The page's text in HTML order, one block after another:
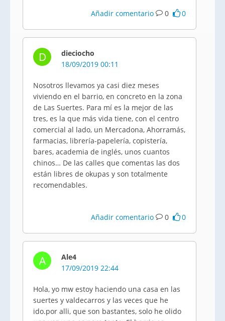
Añadir comentario 0 0
D
dieciocho
18/09/2019 00:11
Nosotros llevamos ya casi diez meses
viviendo en el barrio, en concreto en la zona
de Las Suertes. Para mí es la mejor de las
tres, es la que más vida tiene, con el centro
comercial al lado, un Mercadona, Ahorramás,
farmacias, librería-papelería, copistería,
bares, academia de inglés, unos cuantos
chinos… De las calles que comentas las dos
están libres de okupas y son totalmente
recomendables.
Añadir comentario 0 0
A
Ale4
17/09/2019 22:44
Hola, yo mw estoy haciendo una casa en las
suertes y valdecarros y las veces que he
ido.por alli, que son bastantes, solo he olido